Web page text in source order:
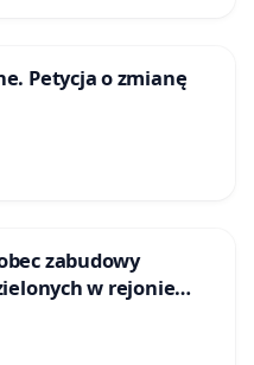
Petycja o zmianę
zabudowy
w rejonie
Białej